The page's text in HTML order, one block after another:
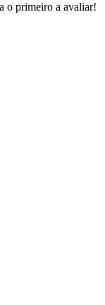
o primeiro a avaliar!